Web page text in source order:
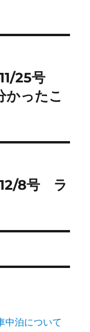
25号
かったこ
8号 ラ
泊について